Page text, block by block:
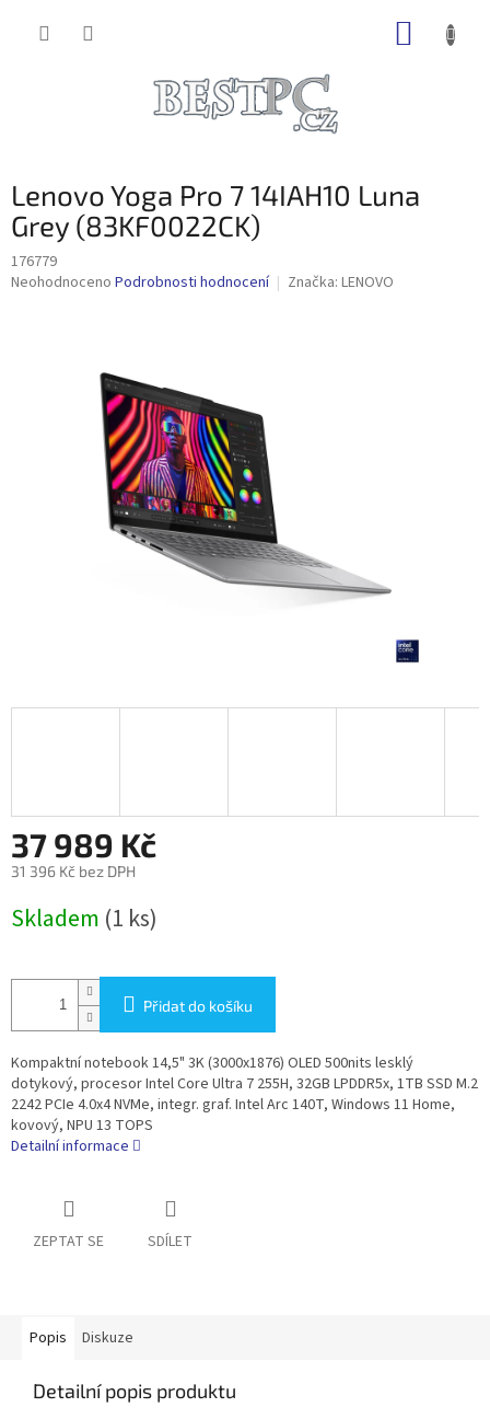
Lenovo Yoga Pro 7 14IAH10 Luna
Grey (83KF0022CK)
176779
Průměrné
Neohodnoceno Podrobnosti hodnocení Značka: LENOVO
37 989 Kč
31 396 Kč bez DPH
cena:
Skladem (1 ks)
Přidat do košíku
Kompaktní notebook 14,5" 3K (3000x1876) OLED 500nits lesklý
dotykový, procesor Intel Core Ultra 7 255H, 32GB LPDDR5x, 1TB SSD M.2
2242 PCIe 4.0x4 NVMe, integr. graf. Intel Arc 140T, Windows 11 Home,
kovový, NPU 13 TOPS
Detailní informace
ZEPTAT SE SDÍLET
Popis Diskuze
Detailní popis produktu